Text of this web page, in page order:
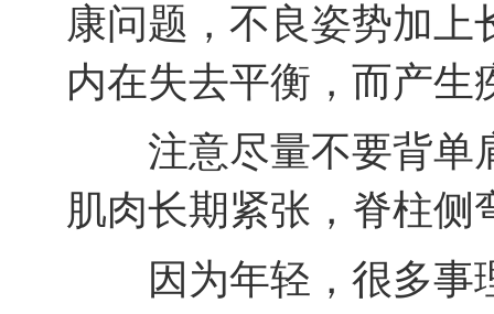
康问题，不良姿势加
内在失去平衡，而产
注意尽量不要背单肩
肌肉长期紧张，脊柱侧
因为年轻，很多事理